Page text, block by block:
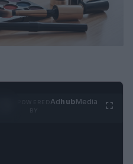
AdhubMedia